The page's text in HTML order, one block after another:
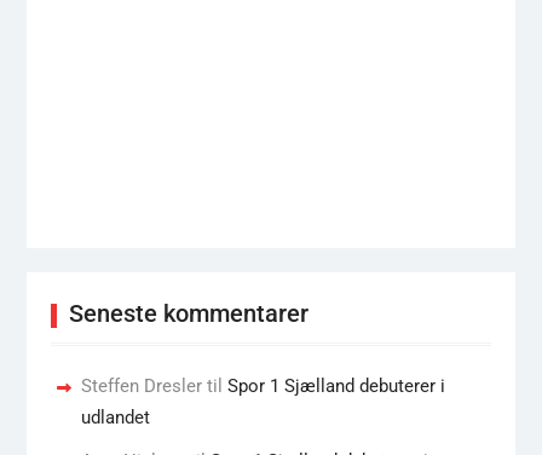
Seneste kommentarer
Steffen Dreslertil Spor 1 Sjælland debuterer i
udlandet